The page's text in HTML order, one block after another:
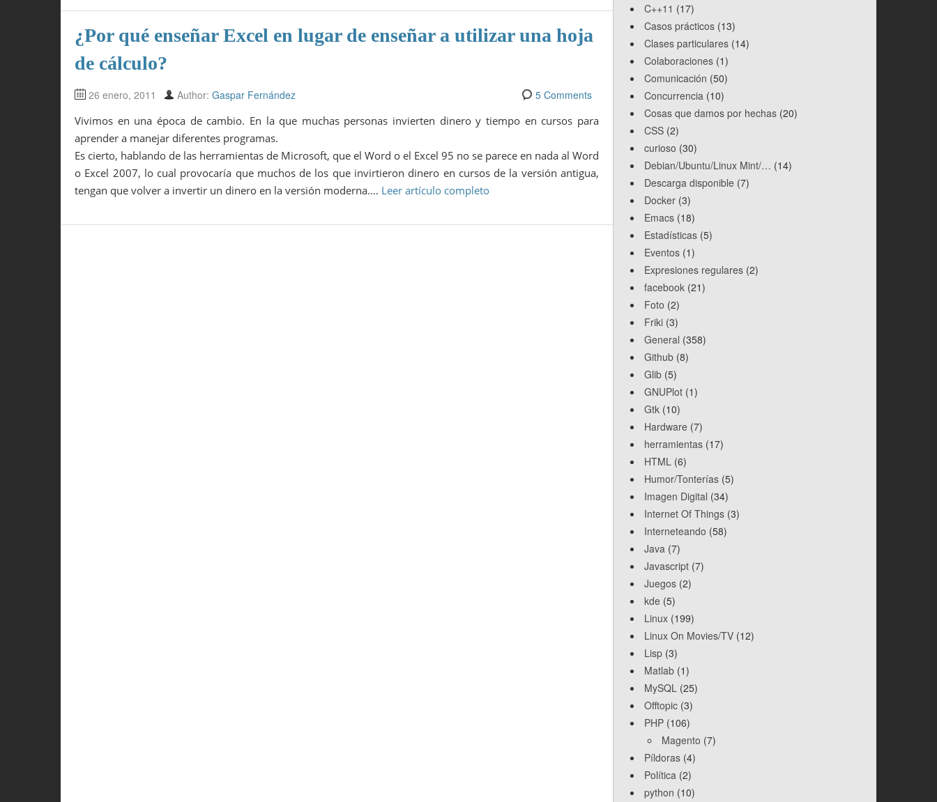
¿Por qué enseñar Excel en lugar de enseñar a utilizar una hoja
de cálculo?
26 enero, 2011 Author: Gaspar Fernández
5 Comments
Vivimos en una época de cambio. En la que muchas personas invierten dinero y tiempo en cursos para
aprender a manejar diferentes programas.
Es cierto, hablando de las herramientas de Microsoft, que el Word o el Excel 95 no se parece en nada al Word
o Excel 2007, lo cual provocaría que muchos de los que invirtieron dinero en cursos de la versión antigua,
tengan que volver a invertir un dinero en la versión moderna.… Leer artículo completo
C++11 (17)
Casos prácticos (13)
Clases particulares (14)
Colaboraciones (1)
Comunicación (50)
Concurrencia (10)
Cosas que damos por hechas (20)
CSS (2)
curioso (30)
Debian/Ubuntu/Linux Mint/… (14)
Descarga disponible (7)
Docker (3)
Emacs (18)
Estadísticas (5)
Eventos (1)
Expresiones regulares (2)
facebook (21)
Foto (2)
Friki (3)
General (358)
Github (8)
Glib (5)
GNUPlot (1)
Gtk (10)
Hardware (7)
herramientas (17)
HTML (6)
Humor/Tonterías (5)
Imagen Digital (34)
Internet Of Things (3)
Interneteando (58)
Java (7)
Javascript (7)
Juegos (2)
kde (5)
Linux (199)
Linux On Movies/TV (12)
Lisp (3)
Matlab (1)
MySQL (25)
Offtopic (3)
PHP (106)
Magento (7)
Píldoras (4)
Política (2)
python (10)